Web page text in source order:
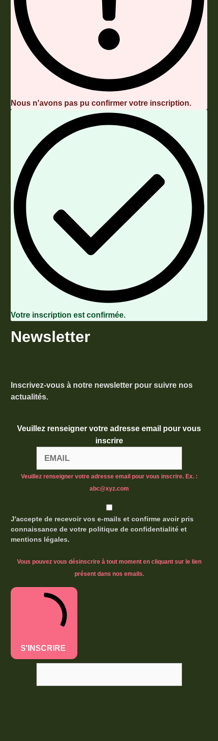
Nous n'avons pas pu confirmer votre inscription.
Votre inscription est confirmée.
Newsletter
Inscrivez-vous à notre newsletter pour suivre nos
actualités.
Veuillez renseigner votre adresse email pour vous
inscrire
Veuillez renseigner votre adresse email pour vous inscrire. Ex. :
abc@xyz.com
J'accepte de recevoir vos e-mails et confirme avoir pris
connaissance de votre politique de confidentialité et
mentions légales.
Vous pouvez vous désinscrire à tout moment en cliquant sur le lien
présent dans nos emails.
S'INSCRIRE